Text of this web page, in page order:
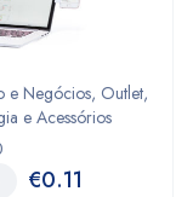
e Negócios, Outlet,
e Acessórios
€0.11